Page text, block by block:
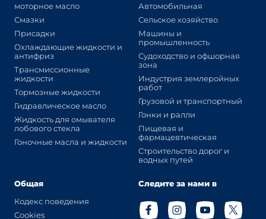
моторное масло
Смазки
Присадки
Охлаждающие жидкости и
антифриз
Трансмиссионные
жидкости
Тормозные жидкости
Гидравлическое масло
Жидкость для омывателя
лобового стекла
Гоночные масла и жидкости
Автомобильная
Сельское хозяйство
Машины и
промышленность
Судоходство и офшорная
зона
Индустрия землеройных
работ
Грузовой и транспортный
Гонки и ралли
Пищевая и
фармацевтическая
Строительство дорог и
водных путей
Общая
Кодекс поведения
Cookies
Следите за нами в